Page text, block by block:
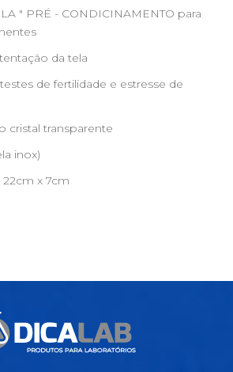
" PRÉ - CONDICINAMENTO para
da tela
de fertilidade e estresse de
cristal transparente
inox)
x 7cm